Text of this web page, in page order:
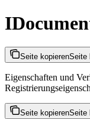
Seite kopierenSeite
Eigenschaften und
Seite kopierenSeite